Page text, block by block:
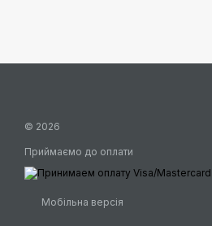
© 2026
Приймаємо до оплати
Мобільна версія